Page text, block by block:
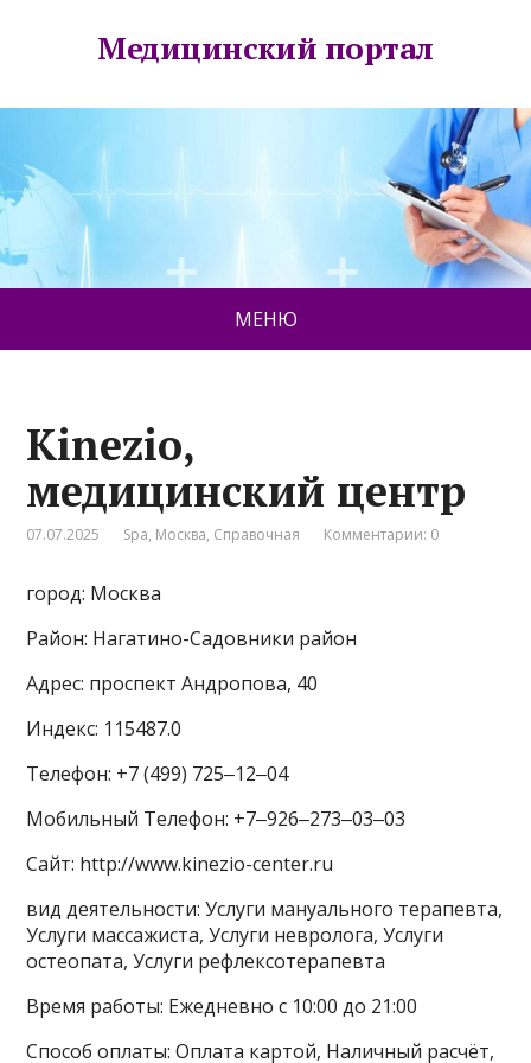
Медицинский портал
МЕНЮ
Kinezio,
медицинский центр
07.07.2025 Spa, Москва, Справочная Комментарии: 0
город: Москва
Район: Нагатино-Садовники район
Адрес: проспект Андропова, 40
Индекс: 115487.0
Телефон: +7 (499) 725‒12‒04
Мобильный Телефон: +7‒926‒273‒03‒03
Сайт: http://www.kinezio-center.ru
вид деятельности: Услуги мануального терапевта,
Услуги массажиста, Услуги невролога, Услуги
остеопата, Услуги рефлексотерапевта
Время работы: Ежедневно с 10:00 до 21:00
Способ оплаты: Оплата картой, Наличный расчёт,